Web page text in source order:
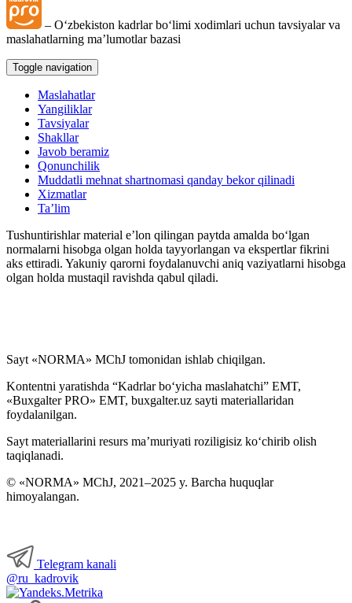
– Oʻzbekiston kadrlar boʻlimi хodimlari uchun tavsiyalar va
maslahatlarning ma’lumotlar bazasi
Toggle navigation
Maslahatlar
Yangiliklar
Tavsiyalar
Shakllar
Javob beramiz
Qonunchilik
Muddatli mehnat shartnomasi qanday bekor qilinadi
Xizmatlar
Ta’lim
Tushuntirishlar material e’lon qilingan paytda amalda boʻlgan
normalarni hisobga olgan holda tayyorlangan va ekspertlar fikrini
aks ettiradi. Yakuniy qarorni foydalanuvchi aniq vaziyatlarni hisobga
olgan holda mustaqil ravishda qabul qiladi.
Sayt «NORMA» MChJ tomonidan ishlab chiqilgan.
Kontentni yaratishda “Kadrlar boʻyicha maslahatchi” EMT,
«Buxgalter PRO» EMT, buxgalter.uz sayti materiallaridan
foydalanilgan.
Sayt materiallarini resurs ma’muriyati roziligisiz koʻchirib olish
taqiqlanadi.
© «NORMA» MChJ, 2021–2025 y. Barcha huquqlar
himoyalangan.
Telegram kanali
@ru_kadrovik